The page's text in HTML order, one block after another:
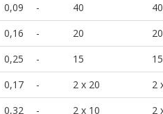
0,09 - 40 40
0,16 - 20 20
0,25 - 15 15
0,17 - 2 x 20 2
0,32 - 2 x 10 2